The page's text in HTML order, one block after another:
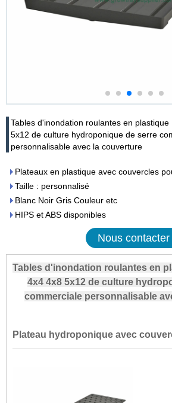
Tables d'inondation roulantes en
5x12 de culture hydroponique de serre
personnalisable avec la couverture
Plateaux en plastique avec couvercles
Taille : personnalisé
Blanc Noir Gris Couleur etc
HIPS et ABS disponibles
Nous contacter
Tables d'inondation roulantes en
4x4 4x8 5x12 de culture
commerciale personnalisable
Plateau hydroponique avec